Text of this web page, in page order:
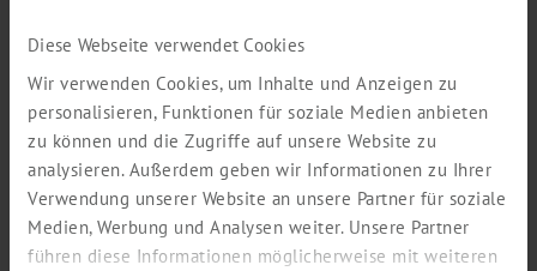
Diese Webseite verwendet Cookies
Wir verwenden Cookies, um Inhalte und Anzeigen zu
personalisieren, Funktionen für soziale Medien anbieten
zu können und die Zugriffe auf unsere Website zu
analysieren. Außerdem geben wir Informationen zu Ihrer
Verwendung unserer Website an unsere Partner für soziale
Medien, Werbung und Analysen weiter. Unsere Partner
führen diese Informationen möglicherweise mit weiteren
MOUSSE VANILLE
Süßlich, nach Vanille